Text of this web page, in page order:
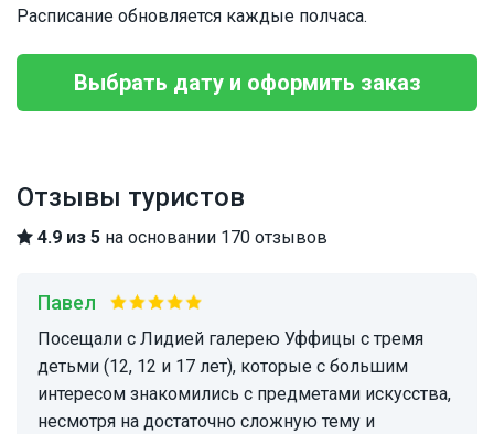
Расписание обновляется каждые полчаса.
Выбрать дату и оформить заказ
Отзывы туристов
4.9 из 5 на основании 170 отзывов
Павел
Посещали с Лидией галерею Уффицы с тремя
детьми (12, 12 и 17 лет), которые с большим
интересом знакомились с предметами искусства,
несмотря на достаточно сложную тему и